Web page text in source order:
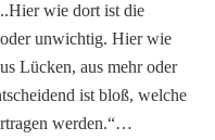
wie dort ist die
unwichtig. Hier wie
Lücken, aus mehr oder
ist bloß, welche
werden.“…